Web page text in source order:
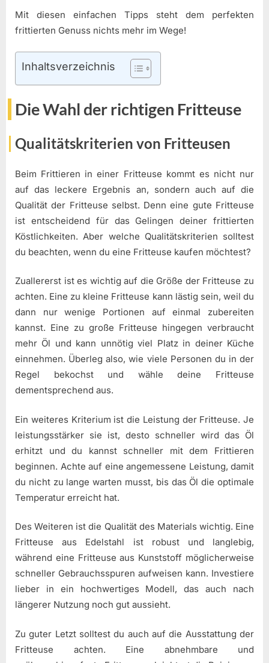
Mit diesen einfachen Tipps steht dem perfekten
frittierten Genuss nichts mehr im Wege!
Inhaltsverzeichnis
Die Wahl der richtigen Fritteuse
Qualitätskriterien von Fritteusen
Beim Frittieren in einer Fritteuse kommt es nicht nur
auf das leckere Ergebnis an, sondern auch auf die
Qualität der Fritteuse selbst. Denn eine gute Fritteuse
ist entscheidend für das Gelingen deiner frittierten
Köstlichkeiten. Aber welche Qualitätskriterien solltest
du beachten, wenn du eine Fritteuse kaufen möchtest?
Zuallererst ist es wichtig auf die Größe der Fritteuse zu
achten. Eine zu kleine Fritteuse kann lästig sein, weil du
dann nur wenige Portionen auf einmal zubereiten
kannst. Eine zu große Fritteuse hingegen verbraucht
mehr Öl und kann unnötig viel Platz in deiner Küche
einnehmen. Überleg also, wie viele Personen du in der
Regel bekochst und wähle deine Fritteuse
dementsprechend aus.
Ein weiteres Kriterium ist die Leistung der Fritteuse. Je
leistungsstärker sie ist, desto schneller wird das Öl
erhitzt und du kannst schneller mit dem Frittieren
beginnen. Achte auf eine angemessene Leistung, damit
du nicht zu lange warten musst, bis das Öl die optimale
Temperatur erreicht hat.
Des Weiteren ist die Qualität des Materials wichtig. Eine
Fritteuse aus Edelstahl ist robust und langlebig,
während eine Fritteuse aus Kunststoff möglicherweise
schneller Gebrauchsspuren aufweisen kann. Investiere
lieber in ein hochwertiges Modell, das auch nach
längerer Nutzung noch gut aussieht.
Zu guter Letzt solltest du auch auf die Ausstattung der
Fritteuse achten. Eine abnehmbare und